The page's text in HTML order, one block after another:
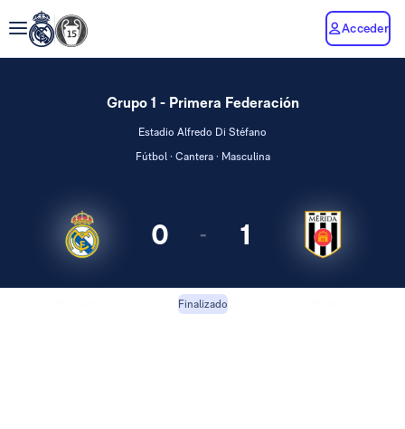
Acceder
Grupo 1 - Primera Federación
Estadio Alfredo Di Stéfano
Fútbol · Cantera · Masculina
0 - 1
Finalizado